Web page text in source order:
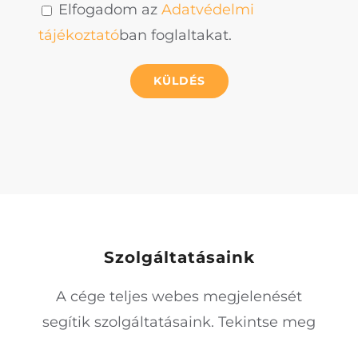
Elfogadom az Adatvédelmi
tájékoztatóban foglaltakat.
Szolgáltatásaink
A cége teljes webes megjelenését
segítik szolgáltatásaink. Tekintse meg